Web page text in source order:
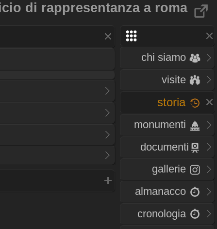
di rappresentanza a roma
chi siamo
visite
storia
monumenti
documenti
gallerie
almanacco
cronologia